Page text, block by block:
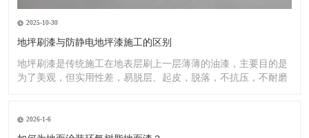
2025-10-30
地坪刷漆与防静电地坪漆施工的区别
地坪刷漆是传统施工在地表层刷上一层薄薄的油漆，主要目的是
为了美观，但实用性差，易脱层、起皮，脱落，不抗压，不耐磨
2026-1-6